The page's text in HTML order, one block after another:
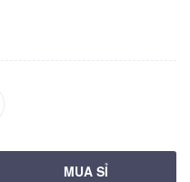
MUA SỈ